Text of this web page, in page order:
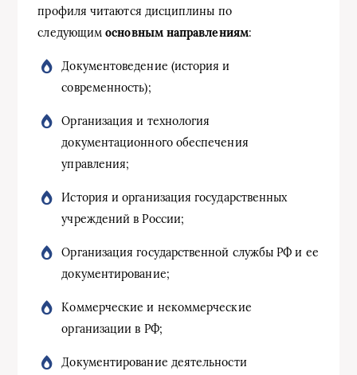
профиля читаются дисциплины по
следующимосновным направлениям:
Документоведение (история и
современность);
Организация и технология
документационного обеспечения
управления;
История и организация государственных
учреждений в России;
Организация государственной службы РФ и ее
документирование;
Коммерческие и некоммерческие
организации в РФ;
Документирование деятельности